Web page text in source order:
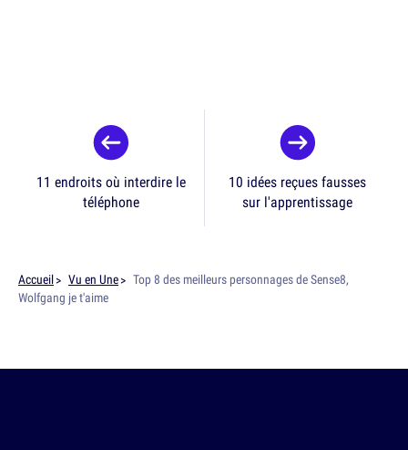
11 endroits où interdire le
téléphone
10 idées reçues fausses
sur l'apprentissage
Accueil Vu en Une
Top 8 des meilleurs personnages de Sense8,
Wolfgang je t'aime